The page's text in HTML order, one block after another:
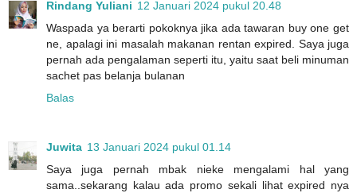
Rindang Yuliani 12 Januari 2024 pukul 20.48
Waspada ya berarti pokoknya jika ada tawaran buy one get
ne, apalagi ini masalah makanan rentan expired. Saya juga
pernah ada pengalaman seperti itu, yaitu saat beli minuman
sachet pas belanja bulanan
Balas
Juwita 13 Januari 2024 pukul 01.14
Saya juga pernah mbak nieke mengalami hal yang
sama..sekarang kalau ada promo sekali lihat expired nya